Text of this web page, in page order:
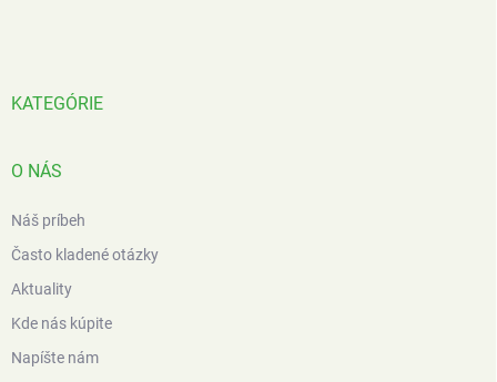
KATEGÓRIE
O NÁS
Náš príbeh
Často kladené otázky
Aktuality
Kde nás kúpite
Napíšte nám